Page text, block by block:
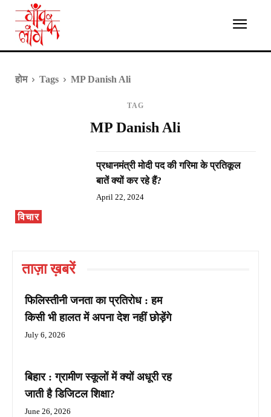
होम Tags MP Danish Ali
TAG
MP Danish Ali
विचार
प्रधानमंत्री मोदी पद की गरिमा के प्रतिकूल
बातें क्यों कर रहे हैं?
April 22, 2024
ताज़ा ख़बरें
फिलिस्तीनी जनता का प्रतिरोध : हम
किसी भी हालत में अपना देश नहीं छोड़ेंगे
July 6, 2026
बिहार : ग्रामीण स्कूलों में क्यों अधूरी रह
जाती है डिजिटल शिक्षा?
June 26, 2026